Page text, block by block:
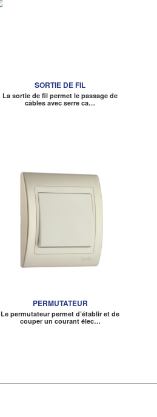
SORTIE DE FIL
La sortie de fil permet le passage de
câbles avec serre ca…
PERMUTATEUR
Le permutateur permet d’établir et de
couper un courant élec…